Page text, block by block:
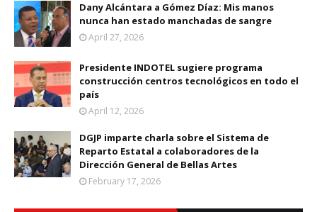
Dany Alcántara a Gómez Díaz: Mis manos
nunca han estado manchadas de sangre
April 27, 2026
Presidente INDOTEL sugiere programa
construcción centros tecnológicos en todo el
país
April 12, 2026
DGJP imparte charla sobre el Sistema de
Reparto Estatal a colaboradores de la
Dirección General de Bellas Artes
February 17, 2026